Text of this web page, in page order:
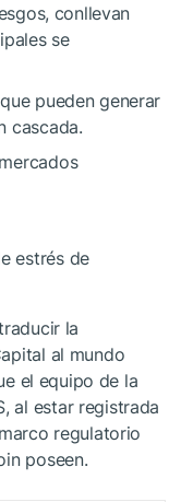
conllevan
se
pueden generar
cascada.
estrés de
la
al mundo
el equipo de la
al estar registrada
regulatorio
poseen.